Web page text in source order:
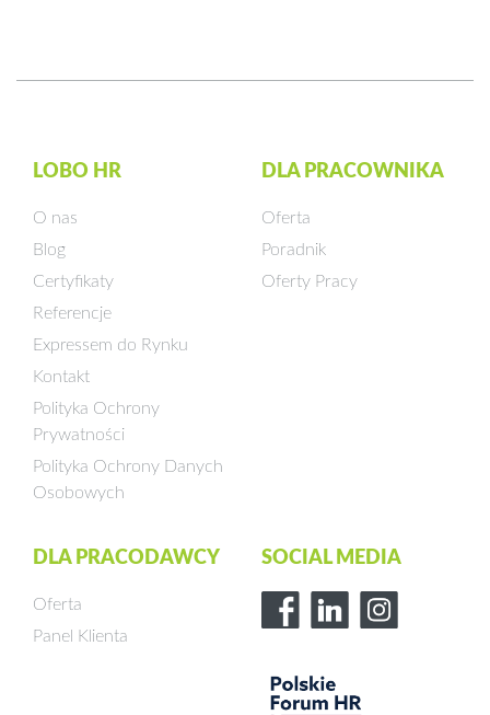
LOBO HR
O nas
Blog
Certyfikaty
Referencje
Expressem do Rynku
Kontakt
Polityka Ochrony
Prywatności
Polityka Ochrony Danych
Osobowych
DLA PRACOWNIKA
Oferta
Poradnik
Oferty Pracy
DLA PRACODAWCY
Oferta
Panel Klienta
SOCIAL MEDIA